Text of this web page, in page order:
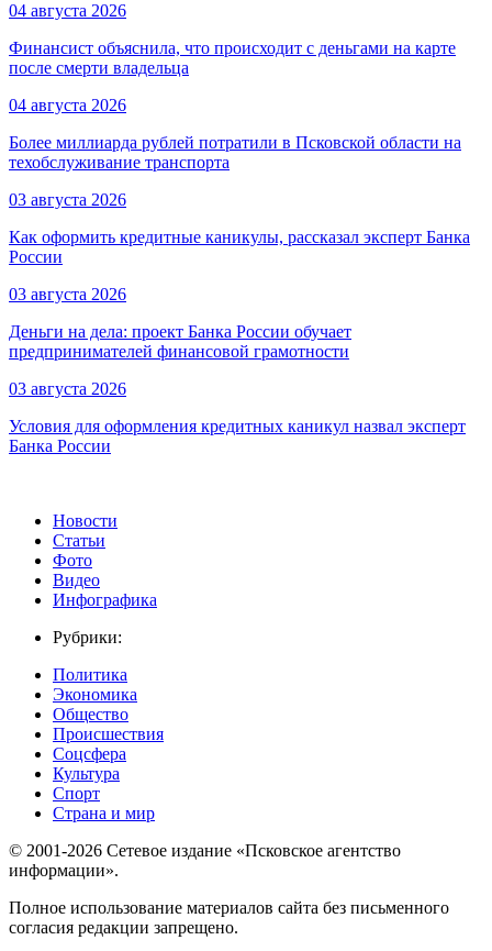
04 августа 2026
Финансист объяснила, что происходит с деньгами на карте
после смерти владельца
04 августа 2026
Более миллиарда рублей потратили в Псковской области на
техобслуживание транспорта
03 августа 2026
Как оформить кредитные каникулы, рассказал эксперт Банка
России
03 августа 2026
Деньги на дела: проект Банка России обучает
предпринимателей финансовой грамотности
03 августа 2026
Условия для оформления кредитных каникул назвал эксперт
Банка России
Новости
Статьи
Фото
Видео
Инфографика
Рубрики:
Политика
Экономика
Общество
Происшествия
Соцсфера
Культура
Спорт
Страна и мир
© 2001-2026 Сетевое издание «Псковское агентство
информации».
Полное использование материалов сайта без письменного
согласия редакции запрещено.